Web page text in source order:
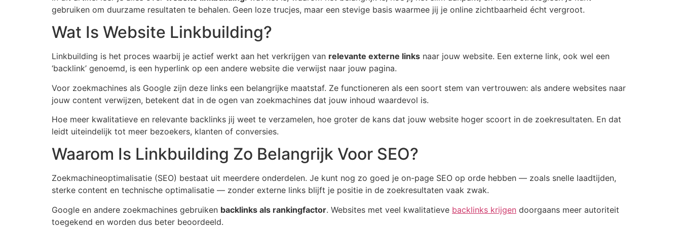
gebruiken om duurzame resultaten te behalen. Geen loze trucjes, maar een stevige basis waarmee jij je online zichtbaarheid écht vergroot.
Wat Is Website Linkbuilding?
Linkbuilding is het proces waarbij je actief werkt aan het verkrijgen van relevante externe links naar jouw website. Een externe link, ook wel een
‘backlink’ genoemd, is een hyperlink op een andere website die verwijst naar jouw pagina.
Voor zoekmachines als Google zijn deze links een belangrijke maatstaf. Ze functioneren als een soort stem van vertrouwen: als andere websites naar
jouw content verwijzen, betekent dat in de ogen van zoekmachines dat jouw inhoud waardevol is.
Hoe meer kwalitatieve en relevante backlinks jij weet te verzamelen, hoe groter de kans dat jouw website hoger scoort in de zoekresultaten. En dat
leidt uiteindelijk tot meer bezoekers, klanten of conversies.
Waarom Is Linkbuilding Zo Belangrijk Voor SEO?
Zoekmachineoptimalisatie (SEO) bestaat uit meerdere onderdelen. Je kunt nog zo goed je on-page SEO op orde hebben — zoals snelle laadtijden,
sterke content en technische optimalisatie — zonder externe links blijft je positie in de zoekresultaten vaak zwak.
Google en andere zoekmachines gebruiken backlinks als rankingfactor. Websites met veel kwalitatieve backlinks krijgen doorgaans meer autoriteit
toegekend en worden dus beter beoordeeld.